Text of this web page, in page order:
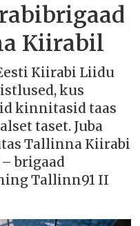
Kiirabil
Kiirabi Liidu
kus
kinnitasid taas
taset. Juba
Tallinna Kiirabi
brigaad
Tallinn91 II